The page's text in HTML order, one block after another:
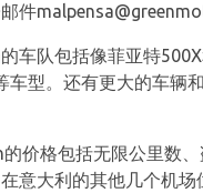
件
车队包括像菲亚特
车型。还有更大的车辆
价格包括无限公里数
意大利的其他几个机